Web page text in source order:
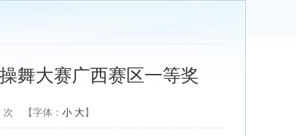
舞大赛广西赛区一等奖
次 【字体： 小 大】